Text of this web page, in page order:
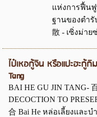
แห่งการฟื้น
ฐานของตำรั
散 - เซิ่งม่า
ไป๋เหอกู้จิน หรือแปะฮะกู้
Tang
BAI HE GU JIN TANG-
DECOCTION TO
合 Bai He หล่อเลี้ยงและ